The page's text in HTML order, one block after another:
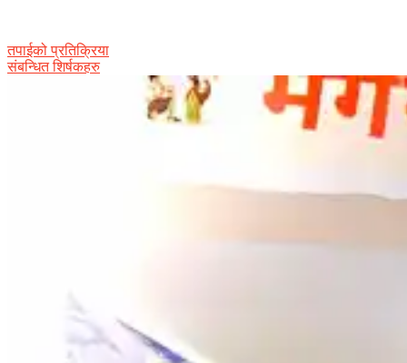
तपाईको प्रतिक्रिया
संबन्धित शिर्षकहरु